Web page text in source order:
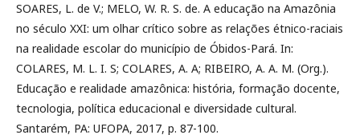
SOARES, L. de V.; MELO, W. R. S. de. A educação na Amazônia
no século XXI: um olhar crítico sobre as relações étnico-raciais
na realidade escolar do município de Óbidos-Pará. In:
COLARES, M. L. I. S; COLARES, A. A; RIBEIRO, A. A. M. (Org.).
Educação e realidade amazônica: história, formação docente,
tecnologia, política educacional e diversidade cultural.
Santarém, PA: UFOPA, 2017, p. 87-100.